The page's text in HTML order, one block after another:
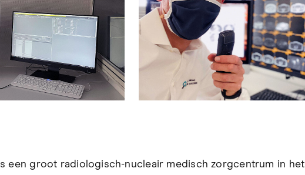
een groot radiologisch-nucleair medisch zorgcentrum in het